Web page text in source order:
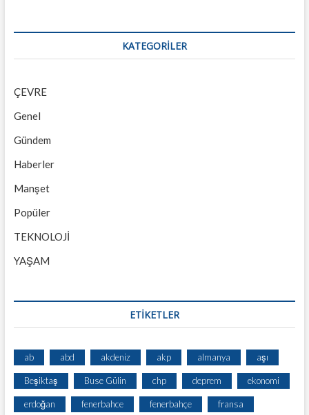
KATEGORILER
ÇEVRE
Genel
Gündem
Haberler
Manşet
Popüler
TEKNOLOJİ
YAŞAM
ETİKETLER
ab abd akdeniz akp almanya aşı
Beşiktaş Buse Gülin chp deprem ekonomi
erdoğan fenerbahce fenerbahçe fransa